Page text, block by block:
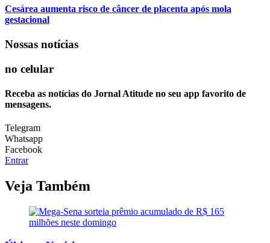
Cesárea aumenta risco de câncer de placenta após mola
gestacional
Nossas notícias
no celular
Receba as notícias do Jornal Atitude no seu app favorito de
mensagens.
Telegram
Whatsapp
Facebook
Entrar
Veja Também